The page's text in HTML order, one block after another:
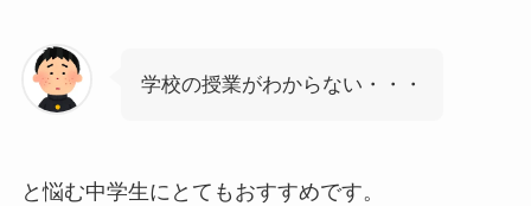
学校の授業がわからない・・・
と悩む中学生にとてもおすすめです。